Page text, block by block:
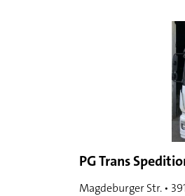
PG Trans
Magdeburger Str. •